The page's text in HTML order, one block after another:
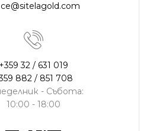
+359 32 / 631 019
882 / 851 708
- Събота:
10:00 - 18:00